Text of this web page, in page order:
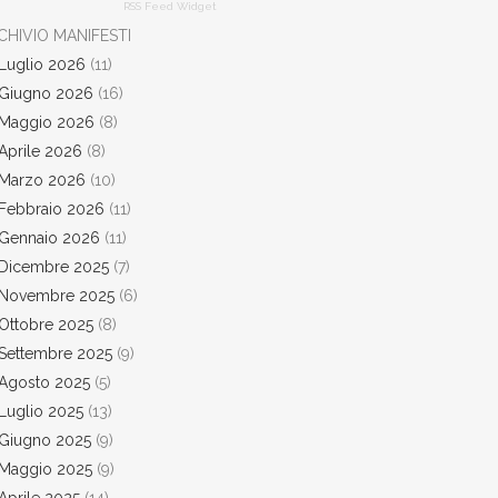
RSS Feed Widget
MANIFESTI
2026 (11)
2026 (16)
2026 (8)
2026 (8)
2026 (10)
2026 (11)
2026 (11)
2025 (7)
2025 (6)
2025 (8)
2025 (9)
2025 (5)
2025 (13)
2025 (9)
2025 (9)